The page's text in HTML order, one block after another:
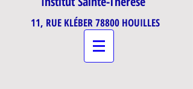
11, RUE KLÉBER 78800 HOUILLES